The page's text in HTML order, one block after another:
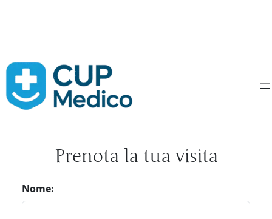
al
contenuto
Prenota la tua visita
Nome: